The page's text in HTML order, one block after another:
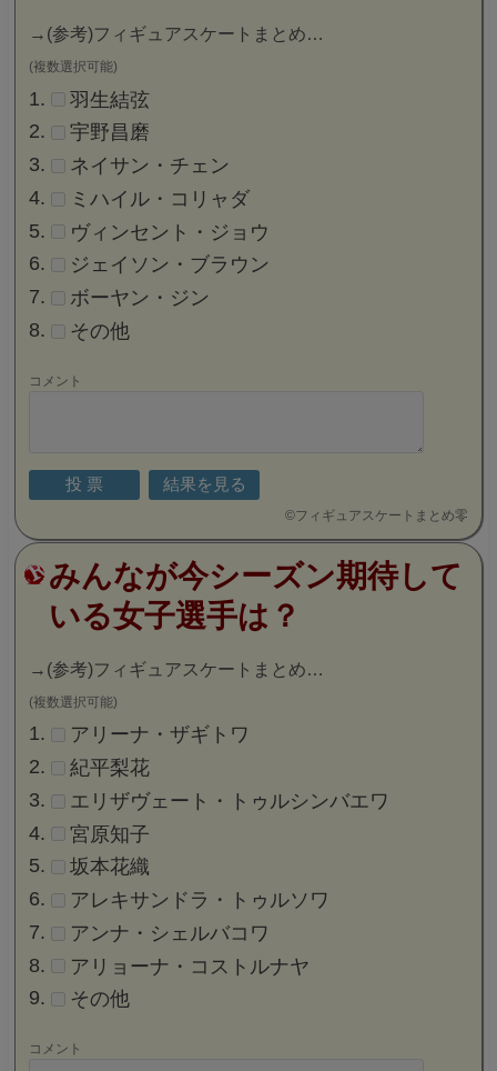
→ (参考)フィギュアスケートまとめ…
(複数選択可能)
羽生結弦
宇野昌磨
ネイサン・チェン
ミハイル・コリャダ
ヴィンセント・ジョウ
ジェイソン・ブラウン
ボーヤン・ジン
その他
コメント
©フィギュアスケートまとめ零
みんなが今シーズン期待して
いる女子選手は？
→ (参考)フィギュアスケートまとめ…
(複数選択可能)
アリーナ・ザギトワ
紀平梨花
エリザヴェート・トゥルシンバエワ
宮原知子
坂本花織
アレキサンドラ・トゥルソワ
アンナ・シェルバコワ
アリョーナ・コストルナヤ
その他
コメント